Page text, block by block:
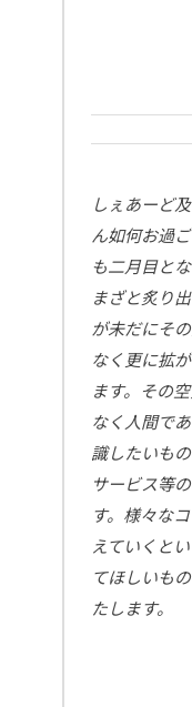
しぇあーど
ん如何お過
も二月目と
まざと炙り
が未だにそ
なく更に拡
ます。その
なく人間で
識したいもの
サービス等
す。様々な
えていくと
てほしいも
たします。